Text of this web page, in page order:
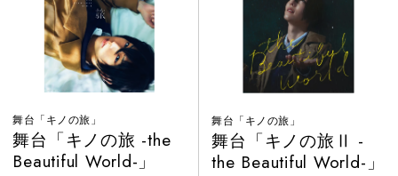
舞台「キノの旅」
舞台「キノの旅 -the
Beautiful World-」
舞台「キノの旅」
舞台「キノの旅Ⅱ -
the Beautiful World-」